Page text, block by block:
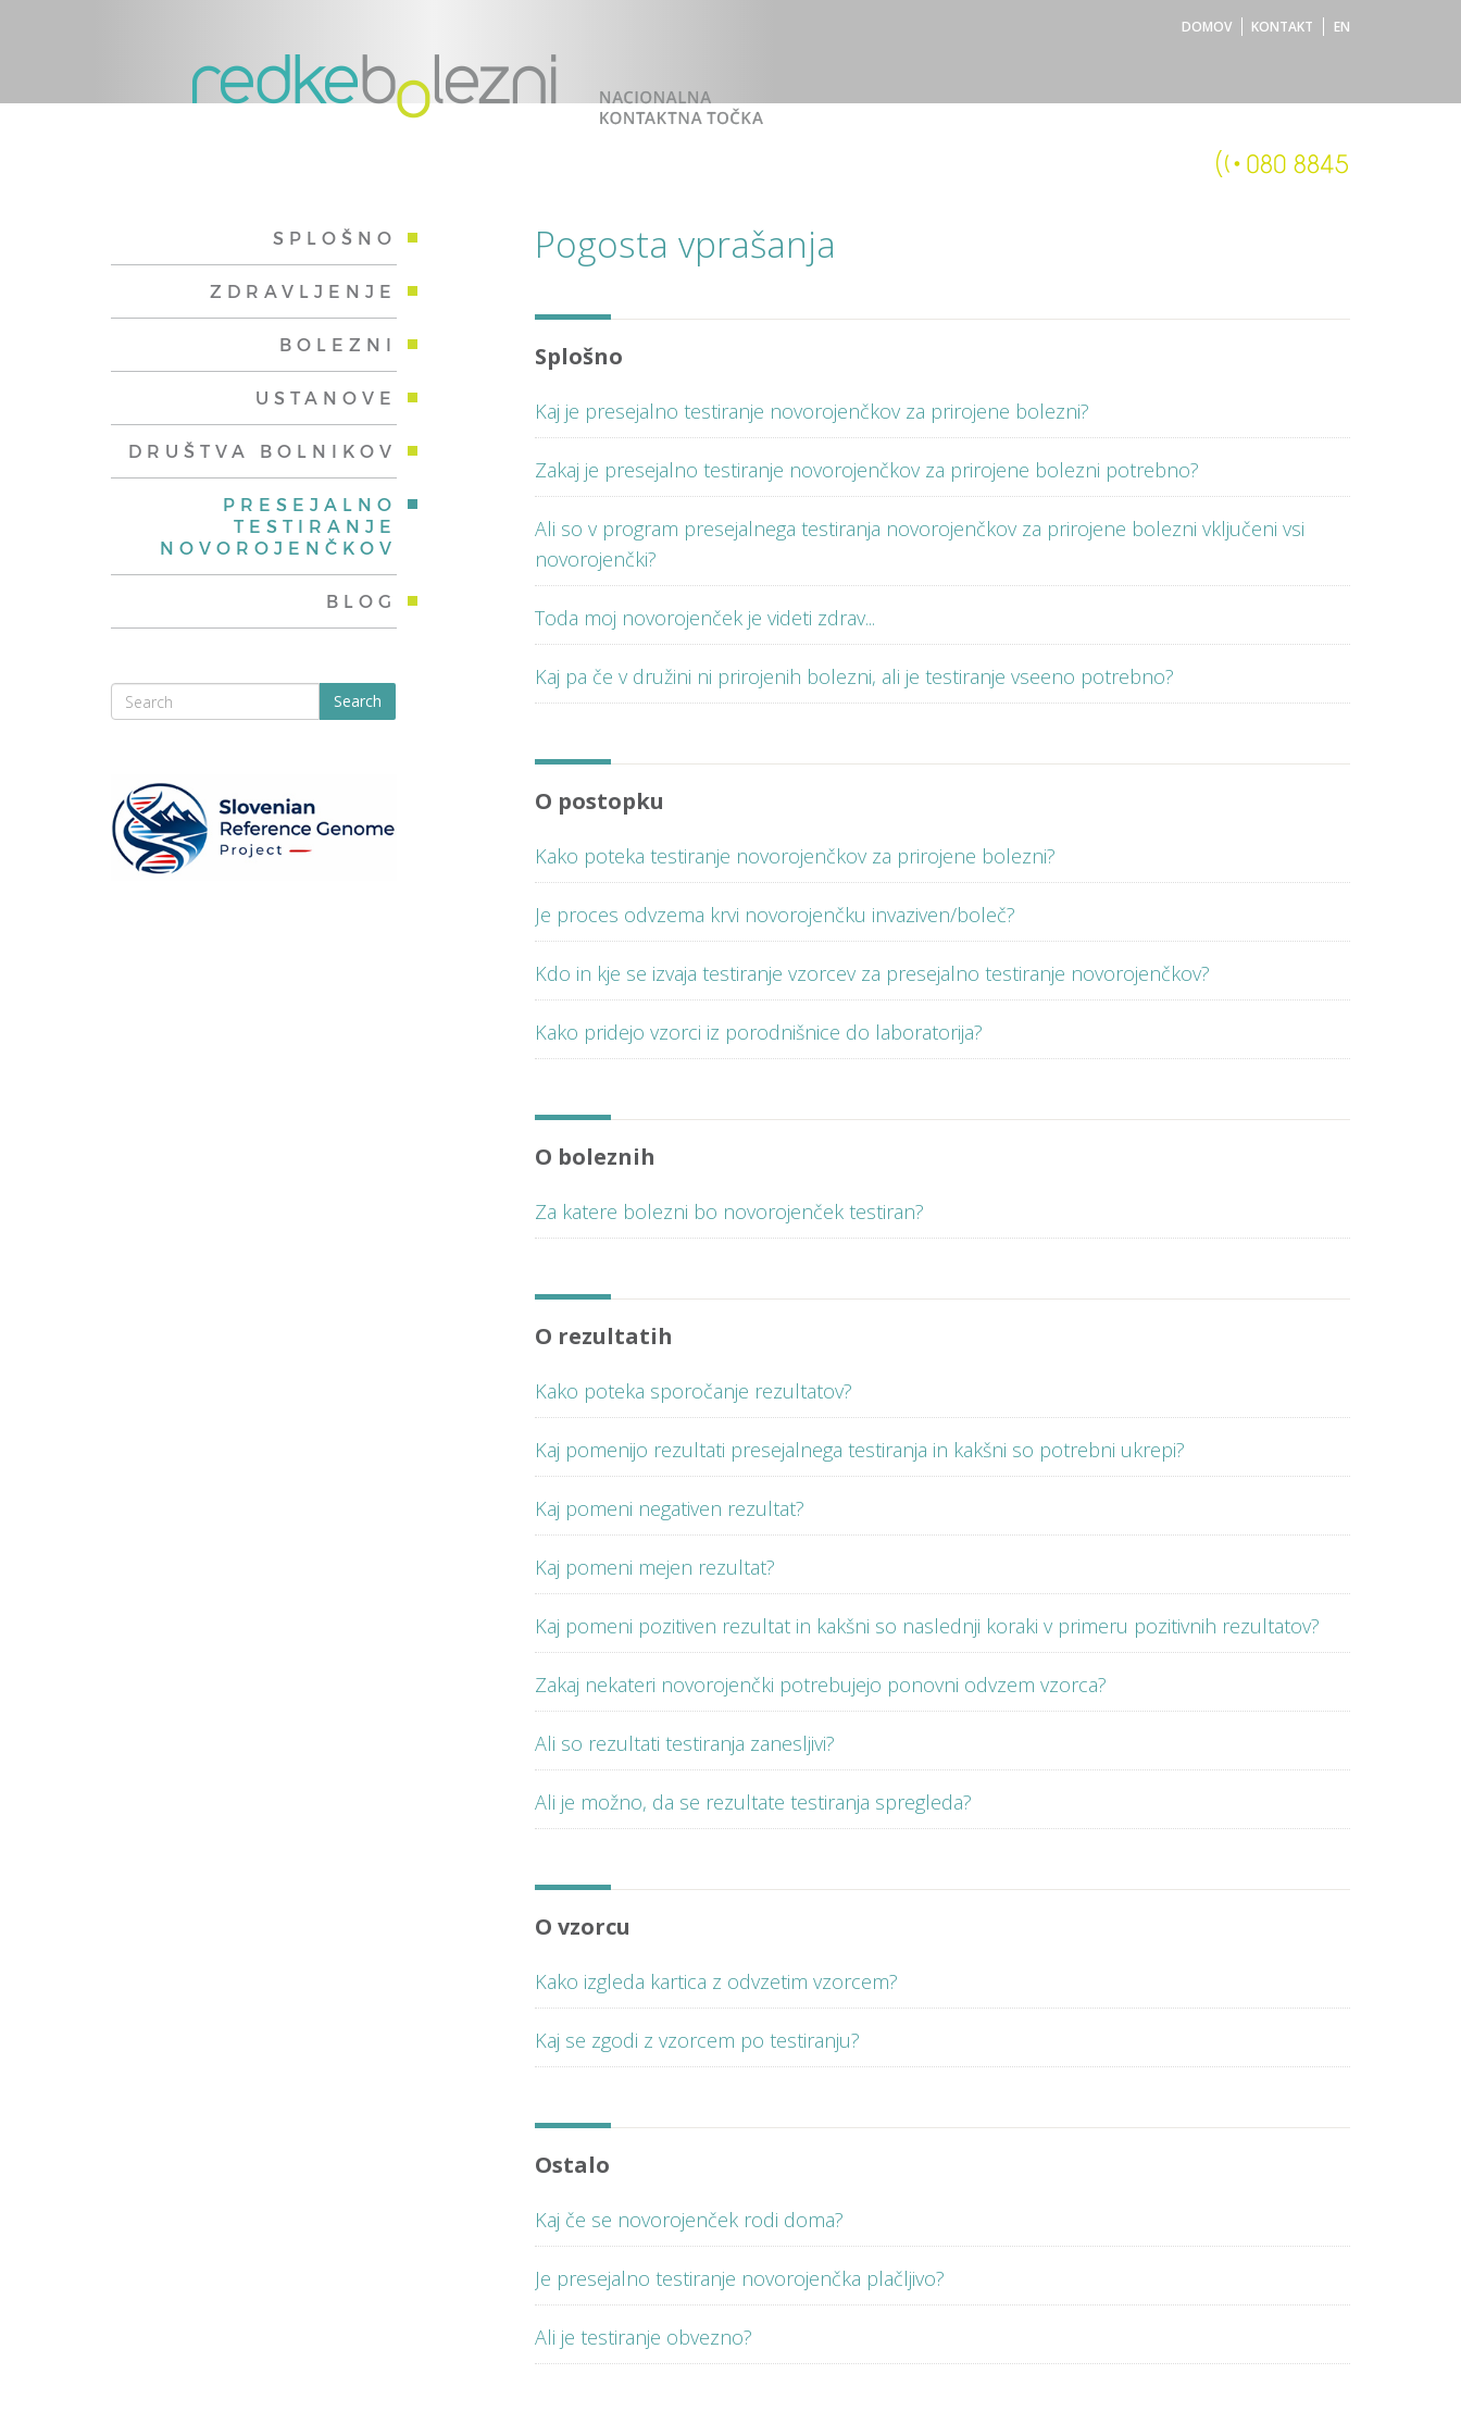
DOMOV KONTAKT EN
Pogosta vprašanja
Splošno
Kaj je presejalno testiranje novorojenčkov za prirojene bolezni?
Zakaj je presejalno testiranje novorojenčkov za prirojene bolezni potrebno?
Ali so v program presejalnega testiranja novorojenčkov za prirojene bolezni vključeni vsi
novorojenčki?
Toda moj novorojenček je videti zdrav...
Kaj pa če v družini ni prirojenih bolezni, ali je testiranje vseeno potrebno?
O postopku
Kako poteka testiranje novorojenčkov za prirojene bolezni?
Je proces odvzema krvi novorojenčku invaziven/boleč?
Kdo in kje se izvaja testiranje vzorcev za presejalno testiranje novorojenčkov?
Kako pridejo vzorci iz porodnišnice do laboratorija?
O boleznih
Za katere bolezni bo novorojenček testiran?
O rezultatih
Kako poteka sporočanje rezultatov?
Kaj pomenijo rezultati presejalnega testiranja in kakšni so potrebni ukrepi?
Kaj pomeni negativen rezultat?
Kaj pomeni mejen rezultat?
Kaj pomeni pozitiven rezultat in kakšni so naslednji koraki v primeru pozitivnih rezultatov?
Zakaj nekateri novorojenčki potrebujejo ponovni odvzem vzorca?
Ali so rezultati testiranja zanesljivi?
Ali je možno, da se rezultate testiranja spregleda?
O vzorcu
Kako izgleda kartica z odvzetim vzorcem?
Kaj se zgodi z vzorcem po testiranju?
Ostalo
Kaj če se novorojenček rodi doma?
Je presejalno testiranje novorojenčka plačljivo?
Ali je testiranje obvezno?
SPLOŠNO
ZDRAVLJENJE
BOLEZNI
USTANOVE
DRUŠTVA BOLNIKOV
PRESEJALNO
TESTIRANJE
NOVOROJENČKOV
BLOG
Search